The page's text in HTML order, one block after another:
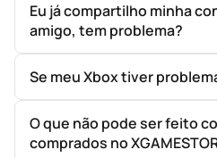
Eu já compartilho minha
amigo, tem problema?
Se meu Xbox tiver
O que não pode ser feito
comprados no